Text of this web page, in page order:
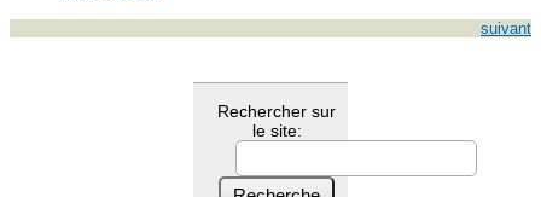
suivant
Rechercher sur
le site: